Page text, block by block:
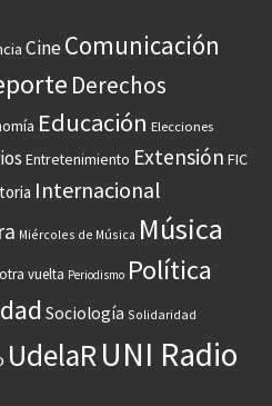
CineComunicación
Derechos
Educación Elecciones
Entretenimiento Extensión FIC
Internacional
Miércoles de Música Música
otra vuelta Periodismo Política
Sociología Solidaridad
UdelaRUNI Radio